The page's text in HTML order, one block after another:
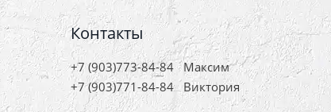
Контакты
+7 (903)773-84-84Максим
+7 (903)771-84-84Виктория